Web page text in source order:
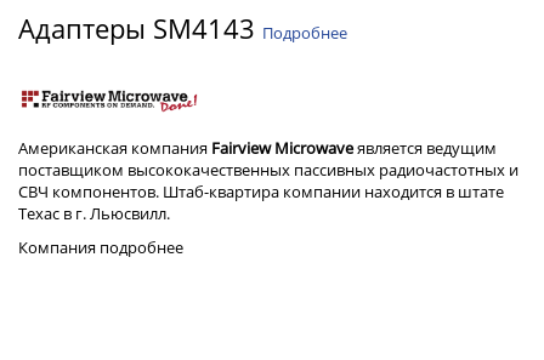
Адаптеры SM4143 Подробнее
Американская компания Fairview Microwaveявляется ведущим
поставщиком высококачественных пассивных радиочастотных и
СВЧ компонентов. Штаб-квартира компании находится в штате
Техас в г. Льюсвилл.
Компания подробнее